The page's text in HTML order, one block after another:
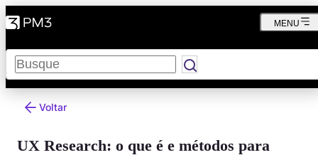
Pesquisar
MENU
Voltar
UX Research: o que é e métodos para